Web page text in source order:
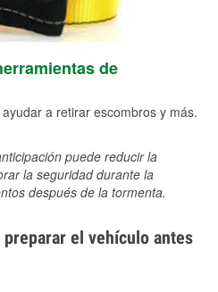
de
a retirar escombros y más.
puede reducir la
la seguridad durante la
después de la tormenta.
el vehículo antes